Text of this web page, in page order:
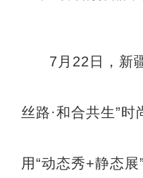
7月22日，新
丝路·和合共生”
用“动态秀+静态